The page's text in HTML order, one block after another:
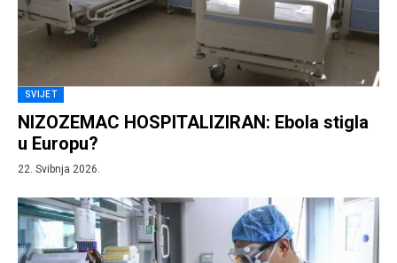
SVIJET
NIZOZEMAC HOSPITALIZIRAN: Ebola stigla
u Europu?
22. Svibnja 2026.